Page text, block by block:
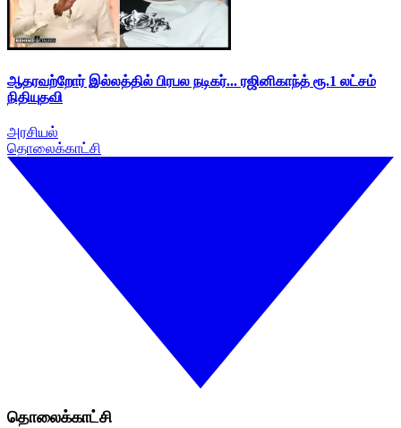
ஆதரவற்றோர் இல்லத்தில் பிரபல நடிகர்... ரஜினிகாந்த் ரூ.1 லட்சம்
நிதியுதவி
அரசியல்
தொலைக்காட்சி
தொலைக்காட்சி